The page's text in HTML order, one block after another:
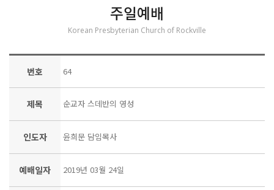
주일예배
Korean Presbyterian Church of Rockville
번호 64
제목 순교자 스데반의 영성
인도자 윤희문 담임목사
예배일자 2019년 03월 24일